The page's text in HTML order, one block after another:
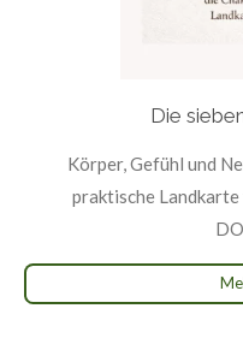
Die
Körper, Gefühl und
praktische